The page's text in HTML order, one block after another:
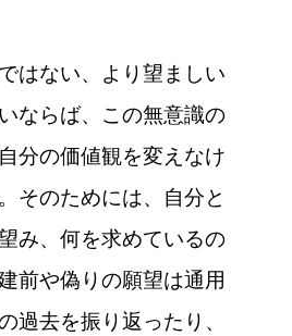
はない、より望ましい
ならば、この無意識の
分の価値観を変えなけ
そのためには、自分と
み、何を求めているの
前や偽りの願望は通用
過去を振り返ったり、